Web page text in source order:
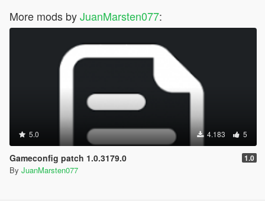
More mods byJuanMarsten077:
5.0 4.183 5
Gameconfig patch 1.0.3179.0 1.0
By JuanMarsten077